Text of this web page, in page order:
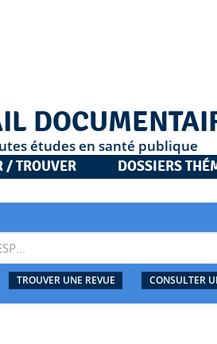
études en santé publique
/ TROUVER DOSSIERS
TROUVER UNE REVUE CONSULTER